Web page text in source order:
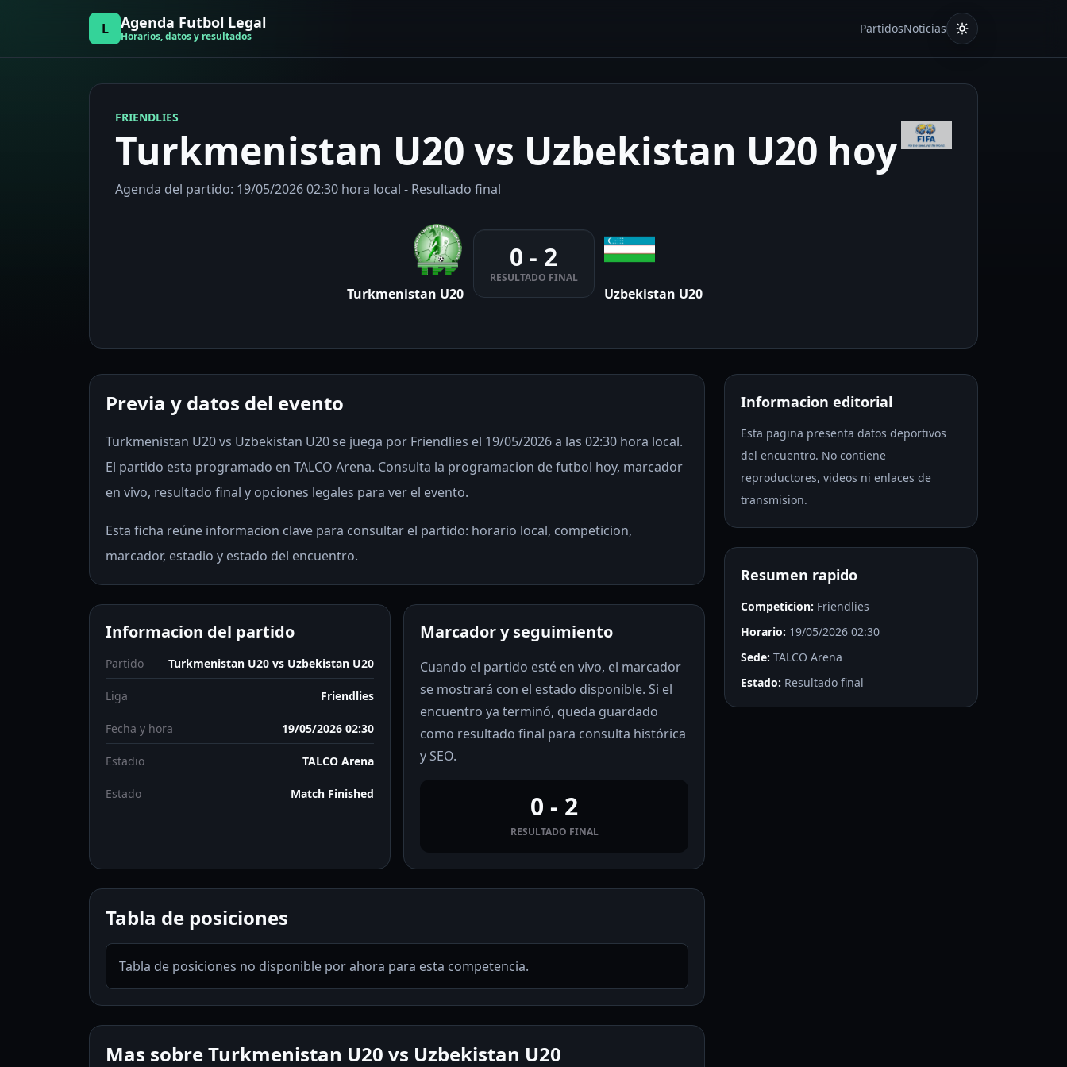
L Agenda Futbol Legal
Horarios, datos y resultados
PartidosNoticias
FRIENDLIES
Turkmenistan U20 vs Uzbekistan U20 hoy
Agenda del partido: 19/05/2026 02:30 hora local - Resultado final
Turkmenistan U20
0 - 2
RESULTADO FINAL
Uzbekistan U20
Previa y datos del evento
Turkmenistan U20 vs Uzbekistan U20 se juega por Friendlies el 19/05/2026 a las 02:30 hora local.
El partido esta programado en TALCO Arena. Consulta la programacion de futbol hoy, marcador
en vivo, resultado final y opciones legales para ver el evento.
Esta ficha reúne informacion clave para consultar el partido: horario local, competicion,
marcador, estadio y estado del encuentro.
Informacion del partido
Partido Turkmenistan U20 vs Uzbekistan U20
Liga Friendlies
Fecha y hora 19/05/2026 02:30
Estadio TALCO Arena
Estado Match Finished
Marcador y seguimiento
Cuando el partido esté en vivo, el marcador
se mostrará con el estado disponible. Si el
encuentro ya terminó, queda guardado
como resultado final para consulta histórica
y SEO.
0 - 2
RESULTADO FINAL
Tabla de posiciones
Tabla de posiciones no disponible por ahora para esta competencia.
Mas sobre Turkmenistan U20 vs Uzbekistan U20
Informacion editorial
Esta pagina presenta datos deportivos
del encuentro. No contiene
reproductores, videos ni enlaces de
transmision.
Resumen rapido
Competicion: Friendlies
Horario: 19/05/2026 02:30
Sede: TALCO Arena
Estado: Resultado final